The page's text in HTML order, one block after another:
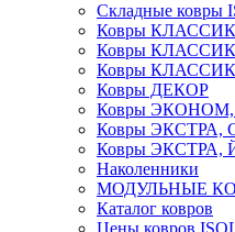
Складные ковры
Ковры
Ковры
Ковры
Ковры ДЕКОР
Ковры
Ковры ЭКСТРА,
Ковры ЭКСТРА,
Наколенники
МОДУЛЬНЫЕ
Каталог ковров
Цены ковров